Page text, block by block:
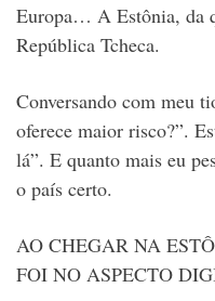
Europa… A Estônia, da
República Tcheca.
Conversando com meu
oferece maior risco?”.
lá”. E quanto mais eu
o país certo.
AO CHEGAR NA
FOI NO ASPECTO